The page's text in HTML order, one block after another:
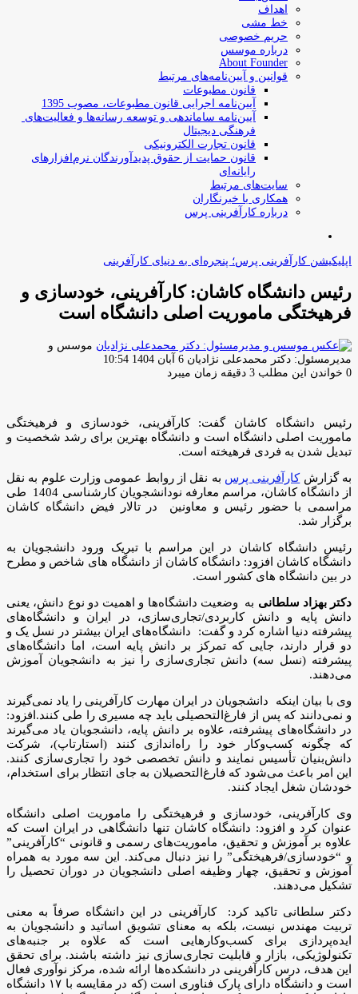
اهداف
خط مشی
حریم خصوصی
درباره موسس
About Founder
قوانین و آیین‌نامه‌های مرتبط
‌قانون مطبوعات
آیین‌نامه اجرایی قانون مطبوعات، مصوب 1395
آیین‌نامه سامان­دهی و توسعه رسانه­‌ها و فعالیت‌­های
فرهنگی دیجیتال
قانون تجارت الکترونیکی
قانون حمایت از حقوق پدیدآورندگان نرم‌افزارهای
رایانه‌ای
سایت‌های مرتبط
همکاری با خبرنگاران
درباره کارآفرینی پرس
اپلیکیشن کارآفرینی پرس؛ پنجره‌ای به دنیای کارآفرینی
رئیس دانشگاه کاشان: کارآفرینی، خودسازی و
فرهیختگی ماموریت اصلی دانشگاه است
موسس و
مدیرمسئول: دکتر محمدعلی نژادیان ارسال
ایمیل
6 آبان 1404 10:54
0 خواندن این مطلب 3 دقیقه زمان میبرد
رئیس دانشگاه کاشان گفت: کارآفرینی، خودسازی و فرهیختگی
ماموریت اصلی دانشگاه است و دانشگاه بهترین برای رشد شخصیت و
تبدیل شدن به فردی فرهیخته است.
به گزارشکارآفرینی پرس به نقل از روابط عمومی وزارت علوم به نقل
از دانشگاه کاشان، مراسم معارفه نودانشجویان کارشناسی 1404 طی
مراسمی با حضور رئیس و معاونین در تالار فیض دانشگاه کاشان
برگزار شد.
رئیس دانشگاه کاشان در این مراسم با تبریک ورود دانشجویان به
دانشگاه کاشان افزود: دانشگاه کاشان از دانشگاه های شاخص و مطرح
در بین دانشگاه های کشور است.
دکتر بهزاد سلطانی به وضعیت دانشگاه‌ها و اهمیت دو نوع دانش، یعنی
دانش پایه و دانش کاربردی/تجاری‌سازی، در ایران و دانشگاه‌های
پیشرفته دنیا اشاره کرد و گفت: دانشگاه‌های ایران بیشتر در نسل یک و
دو قرار دارند، جایی که تمرکز بر دانش پایه است، اما دانشگاه‌های
پیشرفته (نسل سه) دانش تجاری‌سازی را نیز به دانشجویان آموزش
می‌دهند.
وی با بیان اینکه دانشجویان در ایران مهارت کارآفرینی را یاد نمی‌گیرند
و نمی‌دانند که پس از فارغ‌التحصیلی باید چه مسیری را طی کنند.افزود:
در دانشگاه‌های پیشرفته، علاوه بر دانش پایه، دانشجویان یاد می‌گیرند
که چگونه کسب‌وکار خود را راه‌اندازی کنند (استارتاپ)، شرکت
دانش‌بنیان تأسیس نمایند و دانش تخصصی خود را تجاری‌سازی کنند.
این امر باعث می‌شود که فارغ‌التحصیلان به جای انتظار برای استخدام،
خودشان شغل ایجاد کنند.
وی کارآفرینی، خودسازی و فرهیختگی را ماموریت اصلی دانشگاه
عنوان کرد و افزود: دانشگاه کاشان تنها دانشگاهی در ایران است که
علاوه بر آموزش و تحقیق، ماموریت‌های رسمی و قانونی “کارآفرینی”
و “خودسازی/فرهیختگی” را نیز دنبال می‌کند. این سه مورد به همراه
آموزش و تحقیق، چهار وظیفه اصلی دانشجویان در دوران تحصیل را
تشکیل می‌دهند.
دکتر سلطانی تاکید کرد: کارآفرینی در این دانشگاه صرفاً به معنی
تربیت مهندس نیست، بلکه به معنای تشویق اساتید و دانشجویان به
ایده‌پردازی برای کسب‌وکارهایی است که علاوه بر جنبه‌های
تکنولوژیکی، بازار و قابلیت تجاری‌سازی نیز داشته باشند. برای تحقق
این هدف، درس کارآفرینی در دانشکده‌ها ارائه شده، مرکز نوآوری فعال
است و دانشگاه دارای پارک فناوری است (که در مقایسه با ۱۷ دانشگاه